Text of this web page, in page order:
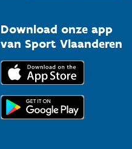
Download onze app
van Sport Vlaanderen